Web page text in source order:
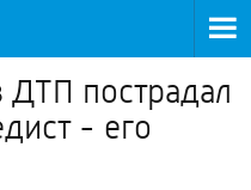
пострадал
- его